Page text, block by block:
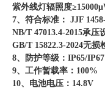
紫外线灯辐照度
7、符合标准： JJF
NB/T 47013.4-2015承压
GB/T 15822.3-2024无
8、防护等级：IP65/IP67
9、工作暂载率：100%
10、电池电压：14.8V